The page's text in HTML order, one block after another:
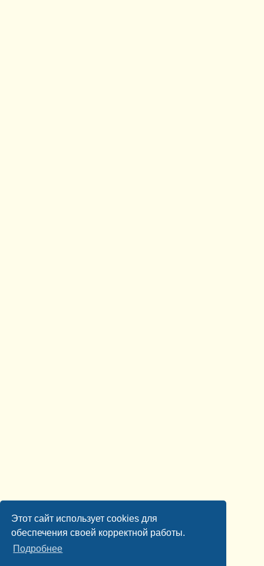
Этот сайт использует cookies для
обеспечения своей корректной работы.
Подробнее